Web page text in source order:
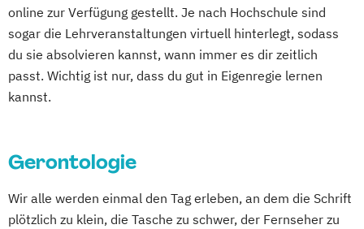
online zur Verfügung gestellt. Je nach Hochschule sind
sogar die Lehrveranstaltungen virtuell hinterlegt, sodass
du sie absolvieren kannst, wann immer es dir zeitlich
passt. Wichtig ist nur, dass du gut in Eigenregie lernen
kannst.
Gerontologie
Wir alle werden einmal den Tag erleben, an dem die Schrift
plötzlich zu klein, die Tasche zu schwer, der Fernseher zu